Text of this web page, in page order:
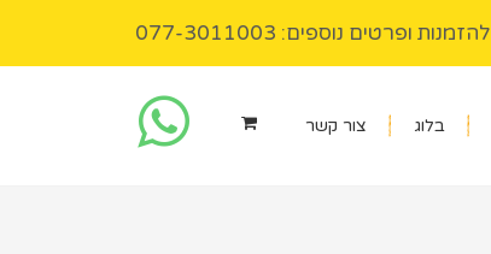
להזמנות ופרטים נוספים: 077-3011003
בלוג צור קשר